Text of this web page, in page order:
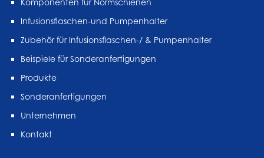
Komponenten für Normschienen
Infusionsflaschen-und Pumpenhalter
Zubehör für Infusionsflaschen-/ & Pumpenhalter
Beispiele für Sonderanfertigungen
Produkte
Sonderanfertigungen
Unternehmen
Kontakt